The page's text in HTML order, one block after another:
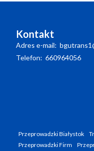
Kontakt
Adres e-mail:
Telefon: 660964056
Przeprowadzki Białystok
Przeprowadzki Firm